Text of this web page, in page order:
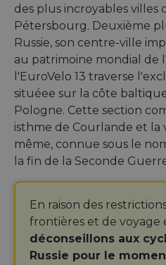
des plus incroyables villes
Pétersbourg. Deuxième
Russie, son centre-ville
au patrimoine mondial de
l'EuroVelo 13 traverse
situéee sur la côte
Pologne. Cette section
isthme de Courlande et la
même, connue sous le
la fin de la Seconde
En raison des
frontières et de voyage
déconseillons aux
Russie pour le